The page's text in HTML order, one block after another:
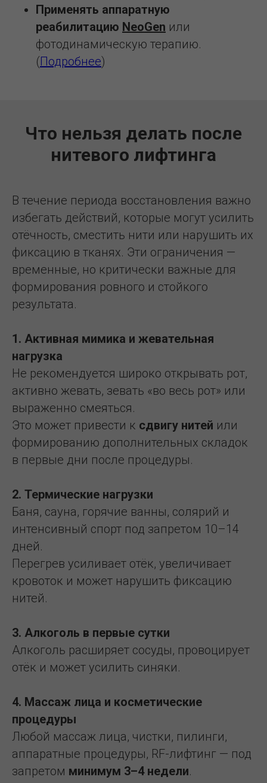
Применять аппаратную
реабилитацию NeoGen или
фотодинамическую терапию.
(Подробнее)
Что нельзя делать после
нитевого лифтинга
В течение периода восстановления важно
избегать действий, которые могут усилить
отёчность, сместить нити или нарушить их
фиксацию в тканях. Эти ограничения —
временные, но критически важные для
формирования ровного и стойкого
результата.
1. Активная мимика и жевательная
нагрузка
Не рекомендуется широко открывать рот,
активно жевать, зевать «во весь рот» или
выраженно смеяться.
Это может привести к сдвигу нитей или
формированию дополнительных складок
в первые дни после процедуры.
2. Термические нагрузки
Баня, сауна, горячие ванны, солярий и
интенсивный спорт под запретом 10–14
дней.
Перегрев усиливает отёк, увеличивает
кровоток и может нарушить фиксацию
нитей.
3. Алкоголь в первые сутки
Алкоголь расширяет сосуды, провоцирует
отёк и может усилить синяки.
4. Массаж лица и косметические
процедуры
Любой массаж лица, чистки, пилинги,
аппаратные процедуры, RF-лифтинг — под
запретом минимум 3–4 недели.